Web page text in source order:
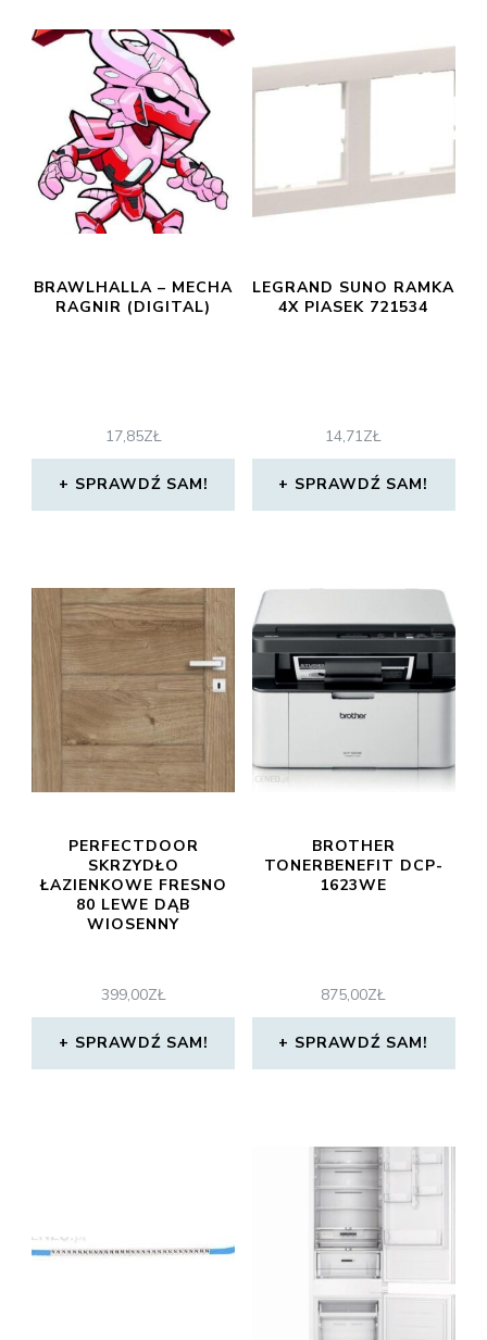
BRAWLHALLA – MECHA
RAGNIR (DIGITAL)
17,85ZŁ
SPRAWDŹ SAM!
LEGRAND SUNO RAMKA
4X PIASEK 721534
14,71ZŁ
SPRAWDŹ SAM!
PERFECTDOOR
SKRZYDŁO
ŁAZIENKOWE FRESNO
80 LEWE DĄB
WIOSENNY
399,00ZŁ
SPRAWDŹ SAM!
BROTHER
TONERBENEFIT DCP-
1623WE
875,00ZŁ
SPRAWDŹ SAM!